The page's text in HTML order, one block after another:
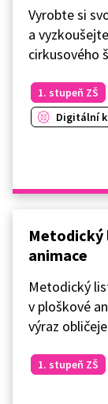
Vyrobte si
a
cirkusového
1. stupeň ZŠ
Digitální
Metodický
animace
Metodický
v ploškové
výraz
1. stupeň ZŠ